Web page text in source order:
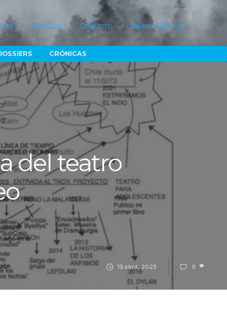
Artículos Contacto Quiénes Somos
CRÓNICAS
15 abril, 2023
del teatro
0